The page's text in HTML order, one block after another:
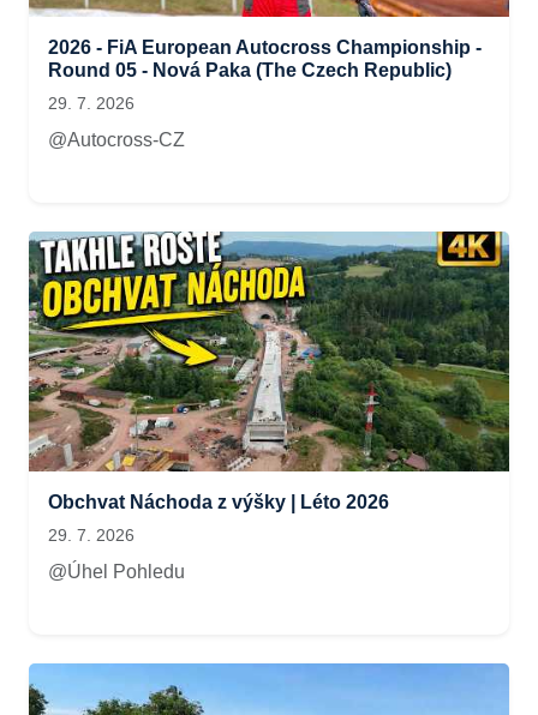
2026 - FiA European Autocross Championship -
Round 05 - Nová Paka (The Czech Republic)
29. 7. 2026
@Autocross-CZ
Obchvat Náchoda z výšky | Léto 2026
29. 7. 2026
@Úhel Pohledu